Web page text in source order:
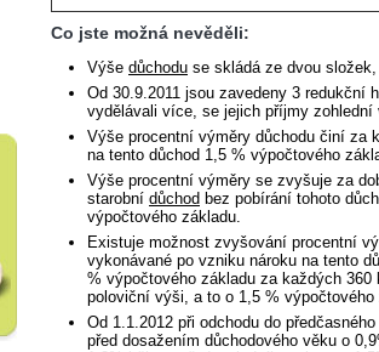
Co jste možná nevěděli:
Výše důchodu se skládá ze dvou
Od 30.9.2011 jsou zavedeny 3 redukční
vydělávali více, se jejich příjmy zohlední
Výše procentní výměry důchodu činí za
na tento důchod 1,5 % výpočtového
Výše procentní výměry se zvyšuje za
starobní důchod bez pobírání tohoto
výpočtového základu.
Existuje možnost zvyšování procentní
vykonávané po vzniku nároku na tento
% výpočtového základu za každých 360
poloviční výši, a to o 1,5 %
Od 1.1.2012 při odchodu do
před dosažením důchodového věku o